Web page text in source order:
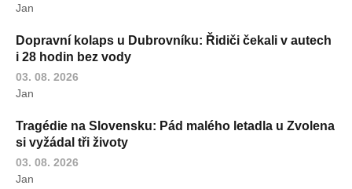
Jan
Dopravní kolaps u Dubrovníku: Řidiči čekali v autech
i 28 hodin bez vody
03. 08. 2026
Jan
Tragédie na Slovensku: Pád malého letadla u Zvolena
si vyžádal tři životy
03. 08. 2026
Jan